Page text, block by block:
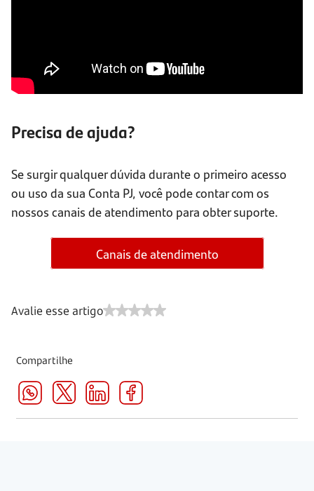
Precisa de ajuda?
Se surgir qualquer dúvida durante o primeiro acesso
ou uso da sua Conta PJ, você pode contar com os
nossos canais de atendimento para obter suporte.
Canais de atendimento
Avalie esse artigo
Compartilhe